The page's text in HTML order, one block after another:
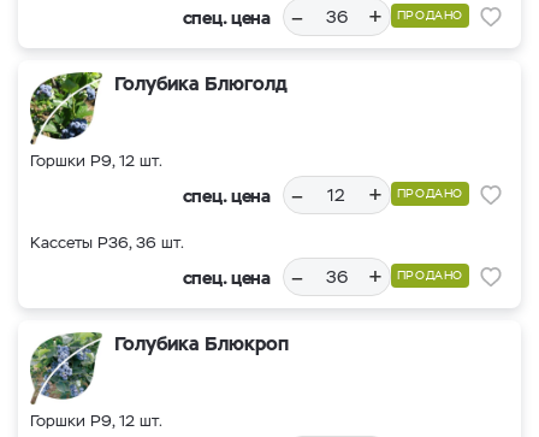
спец. цена – + ПРОДАНО
Голубика Блюголд
Горшки Р9, 12 шт.
спец. цена – + ПРОДАНО
Кассеты Р36, 36 шт.
спец. цена – + ПРОДАНО
Голубика Блюкроп
Горшки Р9, 12 шт.